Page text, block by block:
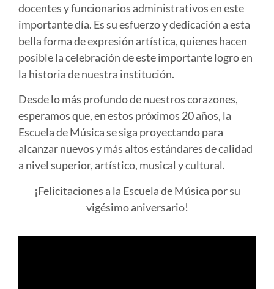
docentes y funcionarios administrativos en este
importante día. Es su esfuerzo y dedicación a esta
bella forma de expresión artística, quienes hacen
posible la celebración de este importante logro en
la historia de nuestra institución.
Desde lo más profundo de nuestros corazones,
esperamos que, en estos próximos 20 años, la
Escuela de Música se siga proyectando para
alcanzar nuevos y más altos estándares de calidad
a nivel superior, artístico, musical y cultural.
¡Felicitaciones a la Escuela de Música por su
vigésimo aniversario!